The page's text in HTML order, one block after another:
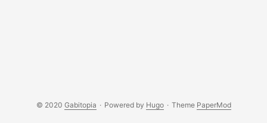
© 2020 Gabitopia · Powered by Hugo · Theme PaperMod